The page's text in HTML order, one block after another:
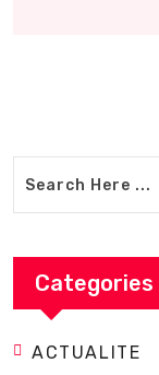
Categories
ACTUALITE